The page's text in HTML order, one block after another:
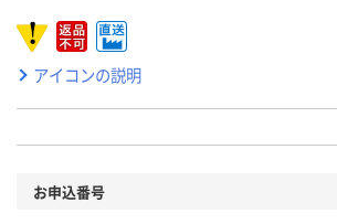
アイコンの説明
お申込番号